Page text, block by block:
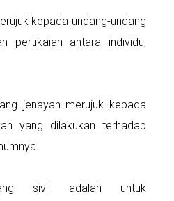
kepada undang-undang
pertikaian antara individu,
jenayah merujuk kepada
yang dilakukan terhadap
sivil adalah untuk